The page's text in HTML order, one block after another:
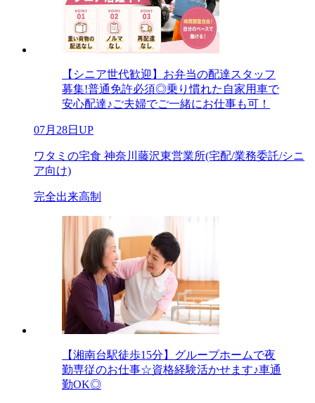
【シニア世代歓迎】お弁当の配達スタッフ
募集!普通免許必須◎乗り慣れた自家用車で
安心配達♪ご夫婦でご一緒にお仕事も可！
07月28日UP
ワタミの宅食 神奈川藤沢東営業所(宅配/業務委託/シニ
ア向け)
完全出来高制
【湘南台駅徒歩15分】グループホームで夜
勤専従のお仕事☆資格経験活かせます♪車通
勤OK◎